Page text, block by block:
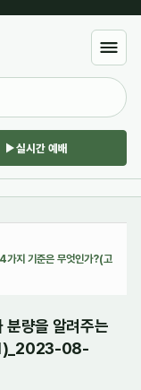
실시간 예배
가지 기준은 무엇인가?(고
량을 알려주는
08-
5
5